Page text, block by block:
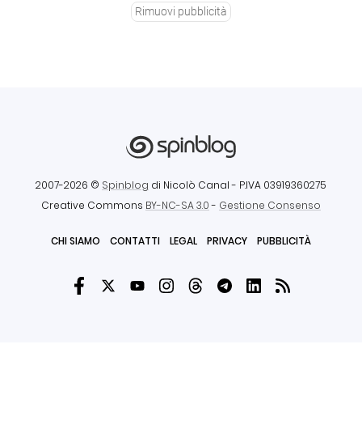
Rimuovi pubblicità
2007-2026 © Spinblog di Nicolò Canal - P.IVA 03919360275
Creative Commons BY-NC-SA 3.0- Gestione Consenso
CHI SIAMO CONTATTI LEGAL PRIVACY PUBBLICITÀ